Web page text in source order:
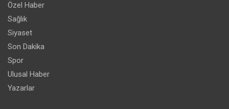
Özel Haber
Sağlık
Siyaset
Son Dakika
Spor
Ulusal Haber
Yazarlar